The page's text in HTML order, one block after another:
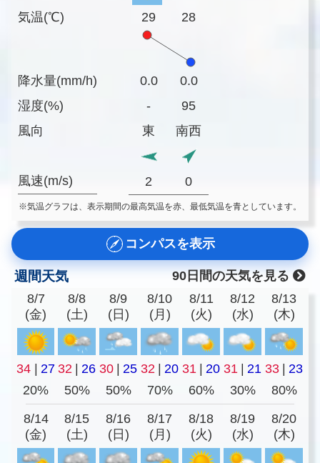
気温(℃)
降水量(mm/h)
湿度(%)
風向
風速(m/s)
29 28
0.0
0.0
-
95
東
南西
2 0
※気温グラフは、表示期間の最高気温を赤、最低気温を青としています。
コンパスを表示
週間天気
90日間の天気を見る
8/7
(金)
8/8
(土)
8/9
(日)
8/10
(月)
8/11
(火)
8/12
(水)
8/13
(木)
34 | 27 32 | 26 30 | 25 32 | 20 31 | 20 31 | 21 33 | 23
20%
50% 50% 70% 60% 30% 80%
8/14
(金)
8/15
(土)
8/16
(日)
8/17
(月)
8/18
(火)
8/19
(水)
8/20
(木)